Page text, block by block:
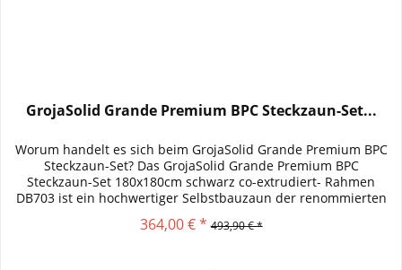
GrojaSolid Grande Premium BPC Steckzaun-Set...
Worum handelt es sich beim GrojaSolid Grande Premium BPC
Steckzaun-Set? Das GrojaSolid Grande Premium BPC
Steckzaun-Set 180x180cm schwarz co-extrudiert- Rahmen
DB703 ist ein hochwertiger Selbstbauzaun der renommierten
Marke Groja . Als...
364,00 € * 493,90 € *